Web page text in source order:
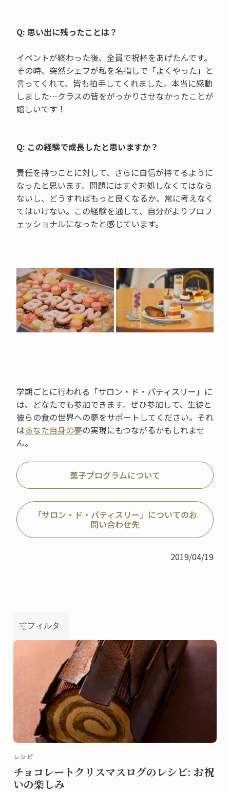
Q: 思い出に残ったことは？
イベントが終わった後、全員で祝杯をあげたんです。
その時、突然シェフが私を名指しで「よくやった」と
言ってくれて、皆も拍手してくれました。本当に感動
しました…クラスの皆をがっかりさせなかったことが
嬉しいです！
Q: この経験で成長したと思いますか？
責任を持つことに対して、さらに自信が持てるように
なったと思います。問題にはすぐ対処しなくてはなら
ないし、どうすればもっと良くなるか、常に考えなく
てはいけない。この経験を通して、自分がよりプロフ
ェッショナルになったと感じています。
学期ごとに行われる「サロン・ド・パティスリー」に
は、どなたでも参加できます。ぜひ参加して、生徒と
彼らの食の世界への夢をサポートしてください。それ
はあなた自身の夢の実現にもつながるかもしれませ
ん。
菓子プログラムについて
「サロン・ド・パティスリー」についてのお
問い合わせ先
2019/04/19
フィルタ
レシピ
チョコレートクリスマスログのレシピ: お祝
いの楽しみ